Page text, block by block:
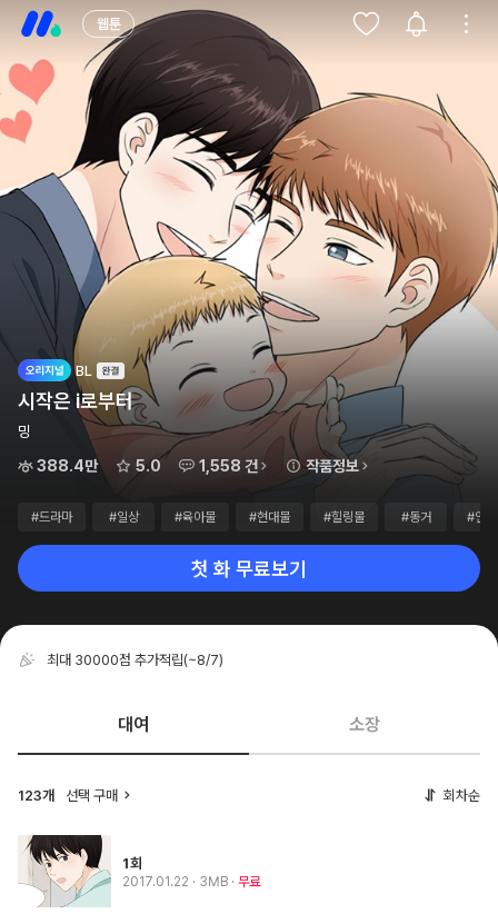
웹툰
BL
시작은 i로부터
밍
388.4만
5.0 1,558 건 작품정보
#드라마 #일상 #육아물 #현대물 #힐링물 #동거 #연
첫 화 무료보기
최대 30000점 추가적립(~8/7)
대여 소장
123개 선택 구매 회차순
1회
2017.01.22 · 3MB 무료